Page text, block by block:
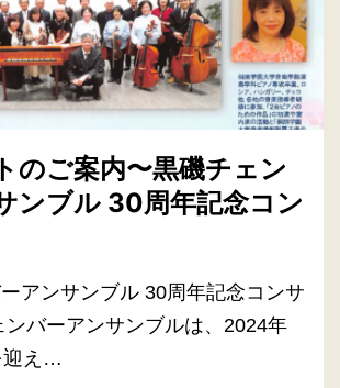
のご案内〜黒磯チェン
ンブル 30周年記念コン
アンサンブル 30周年記念コンサ
ンバーアンサンブルは、2024年
迎え…